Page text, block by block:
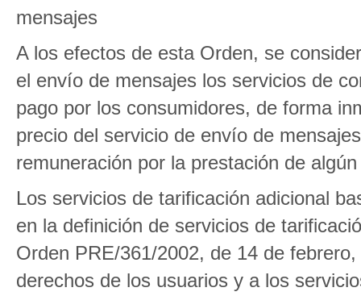
mensajes
A los efectos de esta Orden, se
el envío de mensajes los servicios de
pago por los consumidores, de forma
precio del servicio de envío de
remuneración por la prestación de
Los servicios de tarificación adicional
en la definición de servicios de
Orden PRE/361/2002, de 14 de
derechos de los usuarios y a los